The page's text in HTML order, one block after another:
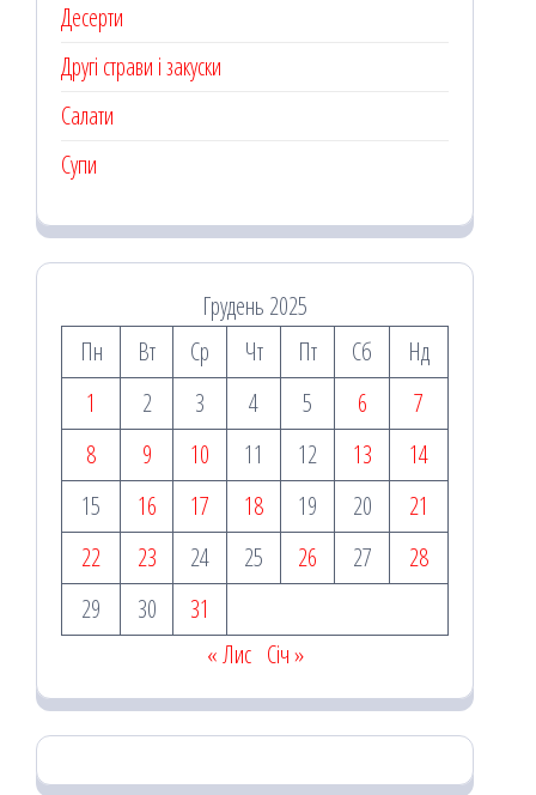
Десерти
Другі страви і закуски
Салати
Супи
Грудень 2025
Пн
Вт Ср Чт Пт Сб
Нд
1
2 3 4 5 6
7
8
9 10 11 12 13
14
15
16 17 18 19 20
21
22
23 24 25 26 27
28
29
30
31
« Лис Січ »